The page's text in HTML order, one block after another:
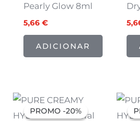
Pearly Glow 8ml
5,66 €
ADICIONAR
PROMO -20%
PROMO -20%
O
preço
original
O
preço
atual
O